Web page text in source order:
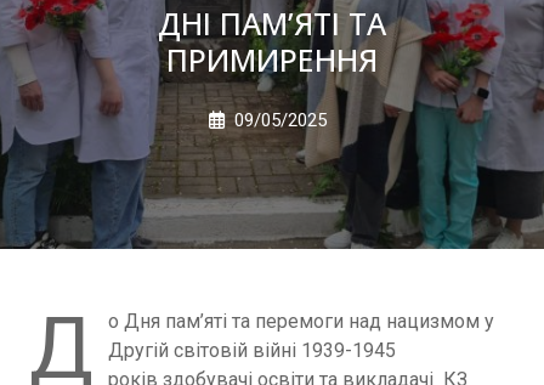
ДНІ ПАМ’ЯТІ ТА
ПРИМИРЕННЯ
09/05/2025
Д
о Дня пам’яті та перемоги над нацизмом у
Другій світовій війні 1939-1945
років здобувачі освіти та викладачі КЗ